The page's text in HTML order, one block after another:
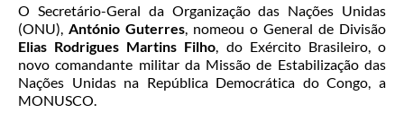
O Secretário-Geral da Organização das Nações Unidas
(ONU), António Guterres, nomeou o General de Divisão
Elias Rodrigues Martins Filho, do Exército Brasileiro, o
novo comandante militar da Missão de Estabilização das
Nações Unidas na República Democrática do Congo, a
MONUSCO.